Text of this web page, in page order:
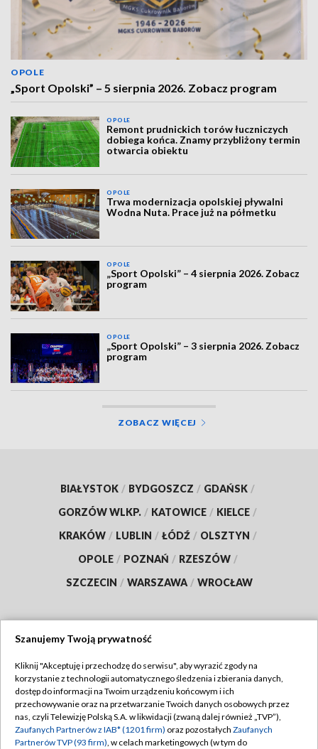
OPOLE
„Sport Opolski” – 5 sierpnia 2026. Zobacz program
OPOLE
Remont prudnickich torów łuczniczych
dobiega końca. Znamy przybliżony termin
otwarcia obiektu
OPOLE
Trwa modernizacja opolskiej pływalni
Wodna Nuta. Prace już na półmetku
OPOLE
„Sport Opolski” – 4 sierpnia 2026. Zobacz
program
OPOLE
„Sport Opolski” – 3 sierpnia 2026. Zobacz
program
ZOBACZ WIĘCEJ
BIAŁYSTOK / BYDGOSZCZ / GDAŃSK /
GORZÓW WLKP. / KATOWICE / KIELCE /
KRAKÓW / LUBLIN / ŁÓDŹ / OLSZTYN /
OPOLE / POZNAŃ / RZESZÓW /
SZCZECIN / WARSZAWA / WROCŁAW
TVP
Abonament TVP
Emisja w TVP
Regulamin TVP
Polityka prywatności
Szanujemy Twoją prywatność
Kliknij "Akceptuję i przechodzę do serwisu", aby wyrazić zgody na
korzystanie z technologii automatycznego śledzenia i zbierania danych,
dostęp do informacji na Twoim urządzeniu końcowym i ich
przechowywanie oraz na przetwarzanie Twoich danych osobowych przez
nas, czyli Telewizję Polską S.A. w likwidacji (zwaną dalej również „TVP”),
Zaufanych Partnerów z IAB* (1201 firm) oraz pozostałych Zaufanych
Partnerów TVP (93 firm), w celach marketingowych (w tym do